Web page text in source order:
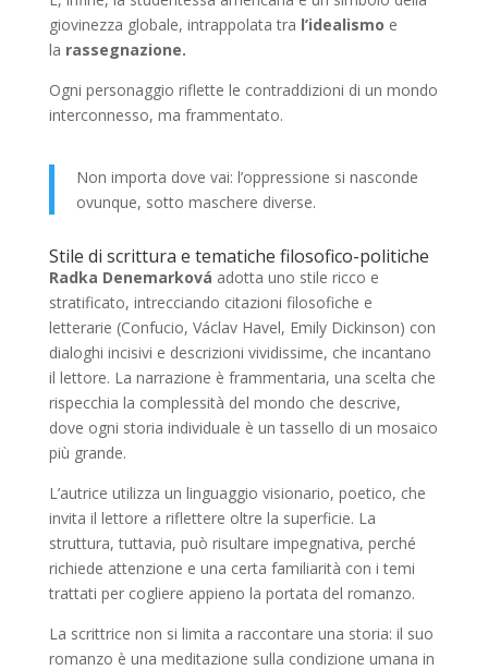
giovinezza globale, intrappolata tra l’idealismo e
la rassegnazione.
Ogni personaggio riflette le contraddizioni di un mondo
interconnesso, ma frammentato.
Non importa dove vai: l’oppressione si nasconde
ovunque, sotto maschere diverse.
Stile di scrittura e tematiche filosofico-politiche
Radka Denemarková adotta uno stile ricco e
stratificato, intrecciando citazioni filosofiche e
letterarie (Confucio, Václav Havel, Emily Dickinson) con
dialoghi incisivi e descrizioni vividissime, che incantano
il lettore. La narrazione è frammentaria, una scelta che
rispecchia la complessità del mondo che descrive,
dove ogni storia individuale è un tassello di un mosaico
più grande.
L’autrice utilizza un linguaggio visionario, poetico, che
invita il lettore a riflettere oltre la superficie. La
struttura, tuttavia, può risultare impegnativa, perché
richiede attenzione e una certa familiarità con i temi
trattati per cogliere appieno la portata del romanzo.
La scrittrice non si limita a raccontare una storia: il suo
romanzo è una meditazione sulla condizione umana in